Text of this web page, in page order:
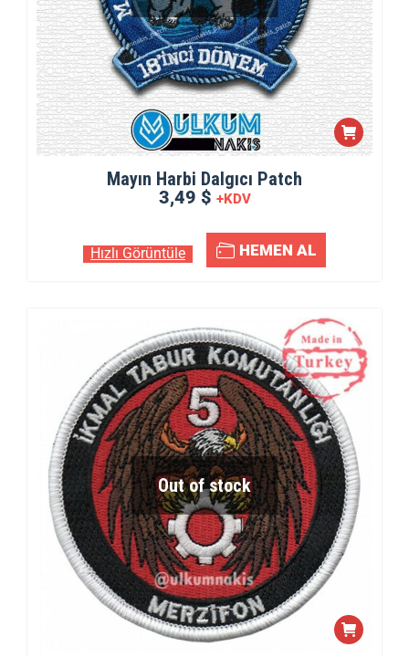
Mayın Harbi Dalgıcı Patch
3,49 $ +KDV
Hızlı Görüntüle HEMEN AL
Out of stock